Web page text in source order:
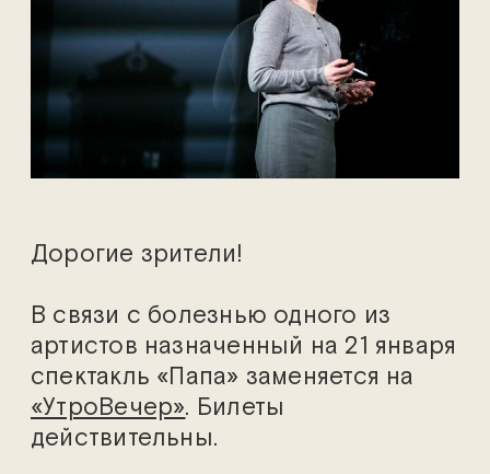
Дорогие зрители!
В связи с болезнью одного из
артистов назначенный на 21 января
спектакль «Папа» заменяется на
«УтроВечер». Билеты
действительны.